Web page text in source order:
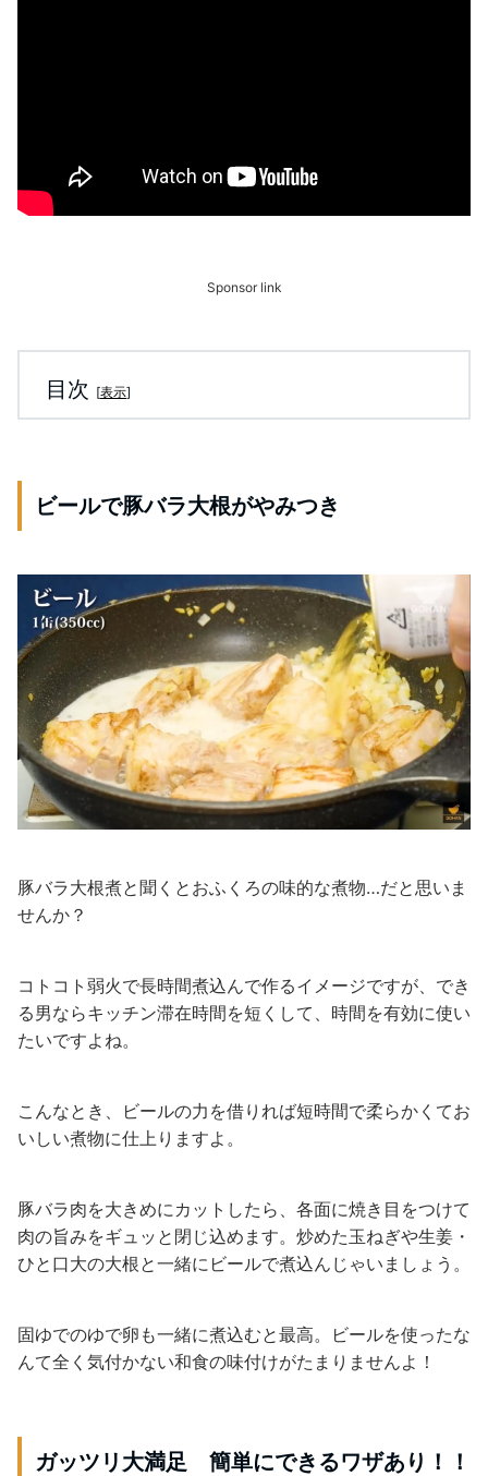
Sponsor link
目次 [表示]
ビールで豚バラ大根がやみつき
豚バラ大根煮と聞くとおふくろの味的な煮物…だと思いま
せんか？
コトコト弱火で長時間煮込んで作るイメージですが、でき
る男ならキッチン滞在時間を短くして、時間を有効に使い
たいですよね。
こんなとき、ビールの力を借りれば短時間で柔らかくてお
いしい煮物に仕上りますよ。
豚バラ肉を大きめにカットしたら、各面に焼き目をつけて
肉の旨みをギュッと閉じ込めます。炒めた玉ねぎや生姜・
ひと口大の大根と一緒にビールで煮込んじゃいましょう。
固ゆでのゆで卵も一緒に煮込むと最高。ビールを使ったな
んて全く気付かない和食の味付けがたまりませんよ！
ガッツリ大満足 簡単にできるワザあり！！